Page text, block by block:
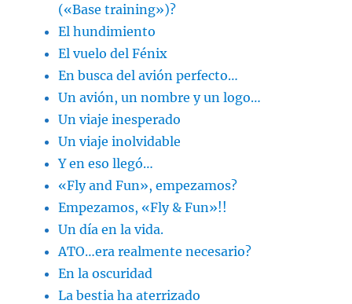
(«Base training»)?
El hundimiento
El vuelo del Fénix
En busca del avión perfecto…
Un avión, un nombre y un logo…
Un viaje inesperado
Un viaje inolvidable
Y en eso llegó…
«Fly and Fun», empezamos?
Empezamos, «Fly & Fun»!!
Un día en la vida.
ATO…era realmente necesario?
En la oscuridad
La bestia ha aterrizado